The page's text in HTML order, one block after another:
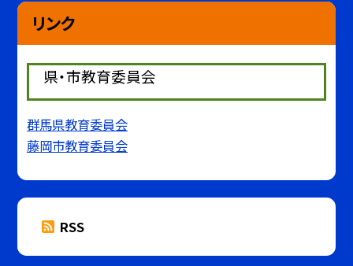
リンク
県・市教育委員会
群馬県教育委員会
藤岡市教育委員会
RSS